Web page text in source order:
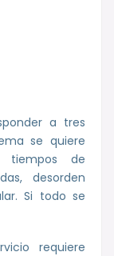
a tres
se quiere
tiempos de
desorden
Si todo se
requiere